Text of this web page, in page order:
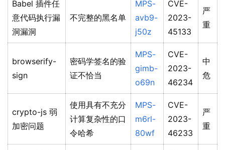
Babel 插件任
意代码执行漏
洞漏洞
不完整的黑名单
MPS-
avb9-
j50z
CVE-
2023-
45133
严
重
browserify-
sign
密码学签名的验
证不恰当
MPS-
gimb-
o69n
CVE-
2023-
46234
中
危
crypto-js 弱
加密问题
使用具有不充分
计算复杂性的口
令哈希
MPS-
m6rl-
80wf
CVE-
2023-
46233
严
重